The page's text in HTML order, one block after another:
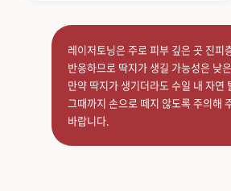
레이저토닝은 주로 피부 깊은 곳 진피
반응하므로 딱지가 생길 가능성은 낮
만약 딱지가 생기더라도 수일 내 자연
그때까지 손으로 떼지 않도록 주의해
바랍니다.